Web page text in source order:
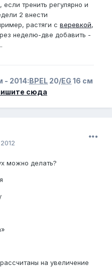
тренить регулярно и
2 внести
растяги с веревкой,
неделю-две добавить -
- 2014:BPEL 20/EG 16 см
сюда
можно делать?
на увеличение